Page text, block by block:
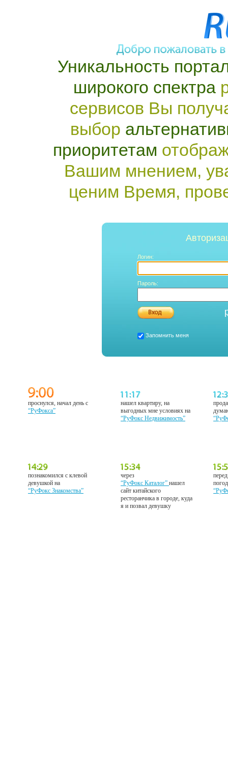
Уникальность
широкого спектра
сервисов Вы
выбор
приоритетам
Вашим мнением,
ценим Время,
Логин:
Пароль:
Запомнить меня
проснулся, начал день с
“РуФокса”
нашел квартиру, на
выгодных мне условиях на
“РуФокс Недвижимость”
познакомился с клевой
девушкой на
“РуФокс Знакомства”
через
“РуФокс Каталог”нашел
сайт китайского
ресторанчика в городе, куда
я и позвал девушку